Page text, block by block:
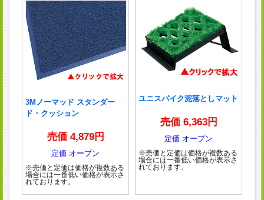
3Mノーマッド スタンダー
ド・クッション
売価 4,879円
定価 オープン
※売価と定価は価格が複数ある
場合には一番低い価格が表示さ
れております。
ユニスパイク泥落としマット
売価 6,363円
定価 オープン
※売価と定価は価格が複数ある
場合には一番低い価格が表示さ
れております。